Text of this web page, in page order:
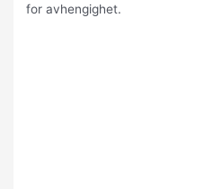
for avhengighet.